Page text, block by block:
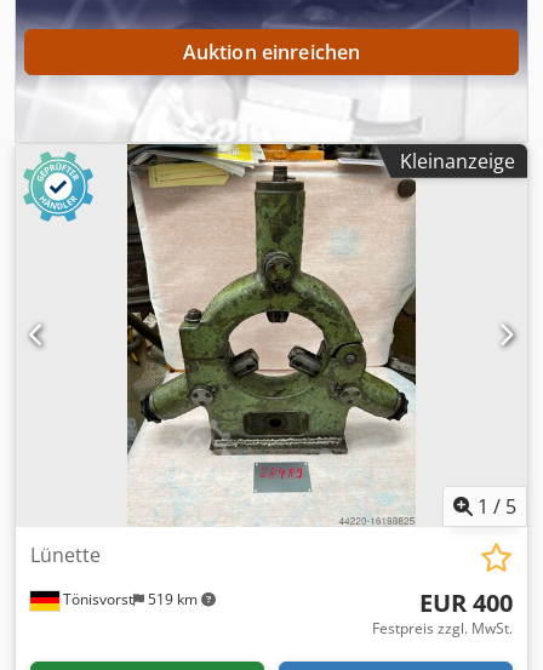
Auktion einreichen
Kleinanzeige
1 / 5
Tönisvorst 519 km
Lünette
EUR 400
Festpreis zzgl. MwSt.